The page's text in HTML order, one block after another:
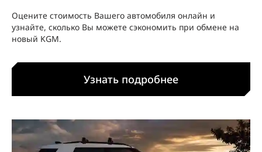
Оцените стоимость Вашего автомобиля онлайн и
узнайте, сколько Вы можете сэкономить при обмене на
новый KGM.
Узнать подробнее